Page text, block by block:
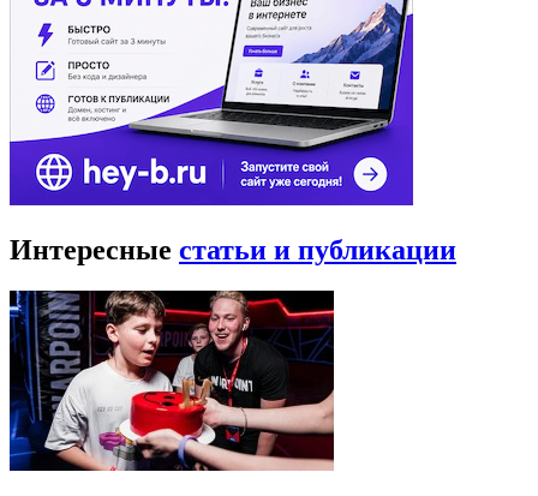
Интересные статьи и публикации